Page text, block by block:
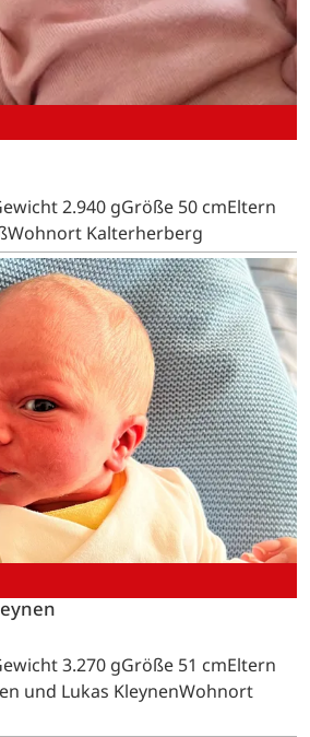
2.940 gGröße 50 cmEltern
Kalterherberg
3.270 gGröße 51 cmEltern
und Lukas KleynenWohnort